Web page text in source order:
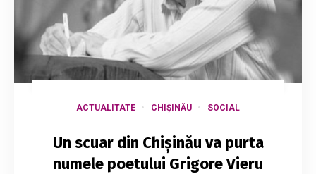
ACTUALITATE CHIȘINĂU SOCIAL
Un scuar din Chișinău va purta
numele poetului Grigore Vieru